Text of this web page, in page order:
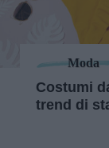
Moda
Costumi
trend di